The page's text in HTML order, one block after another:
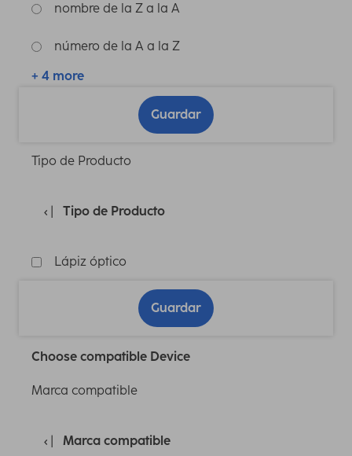
nombre de la Z a la A
número de la A a la Z
+ 4 more
Guardar
Tipo de Producto
Tipo de Producto
Lápiz óptico
Guardar
Choose compatible Device
Marca compatible
Marca compatible